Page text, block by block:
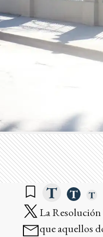
La
que aquellos